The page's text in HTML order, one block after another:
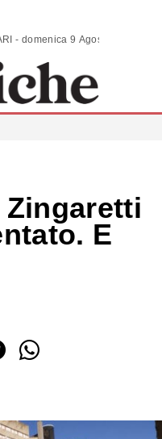
ANALISI | COMMENTI | SCENARI - domenica 9 Agosto 2026
E